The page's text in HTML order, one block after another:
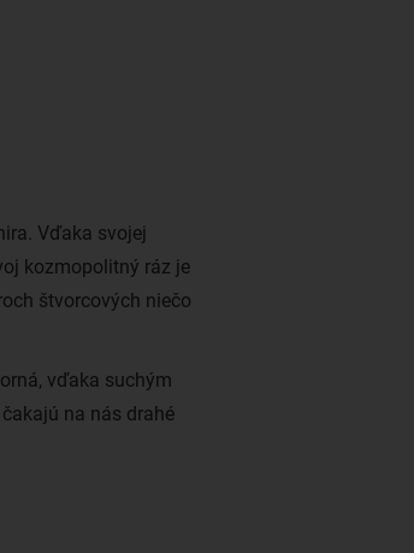
Vďaka svojej
kozmopolitný ráz je
štvorcových niečo
vďaka suchým
na nás drahé